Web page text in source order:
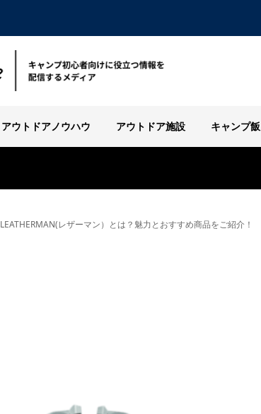
アウトドアノウハウ アウトドア施設 キャンプ飯
LEATHERMAN(レザーマン）とは？魅力とおすすめ商品をご紹介！